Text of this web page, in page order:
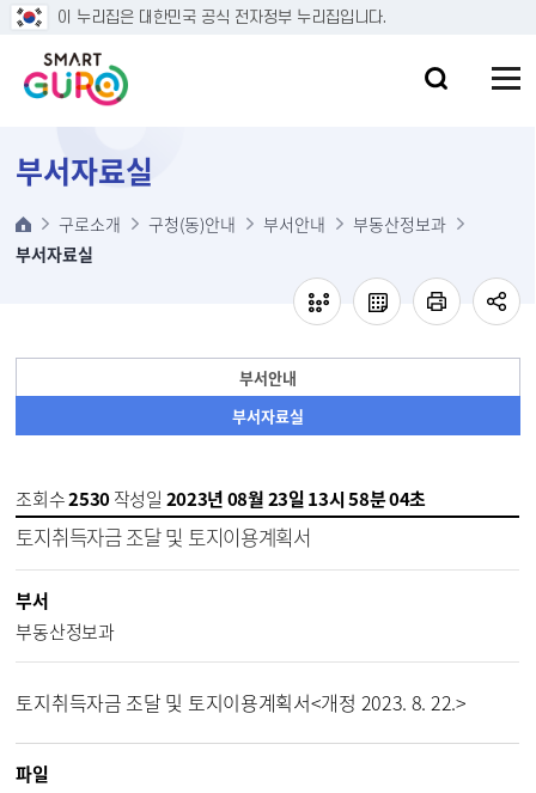
본문 바로가기
이 누리집은 대한민국 공식 전자정부 누리집입니다.
부서자료실
구로소개 구청(동)안내 부서안내
부동산정보과
부서자료실
부서안내
부서자료실
조회수2530작성일 2023년 08월 23일 13시 58분 04초
토지취득자금 조달 및 토지이용계획서
부서
부동산정보과
토지취득자금 조달 및 토지이용계획서<개정 2023. 8. 22.>
파일